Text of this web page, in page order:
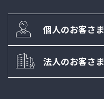
個人のお客さま
法人のお客さま